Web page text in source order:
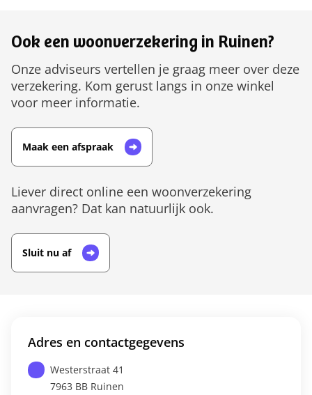
Ook een woonverzekering in Ruinen?
Onze adviseurs vertellen je graag meer over deze
verzekering. Kom gerust langs in onze winkel
voor meer informatie.
Maak een afspraak
Liever direct online een woonverzekering
aanvragen? Dat kan natuurlijk ook.
Sluit nu af
Adres en contactgegevens
Westerstraat 41
7963 BB Ruinen